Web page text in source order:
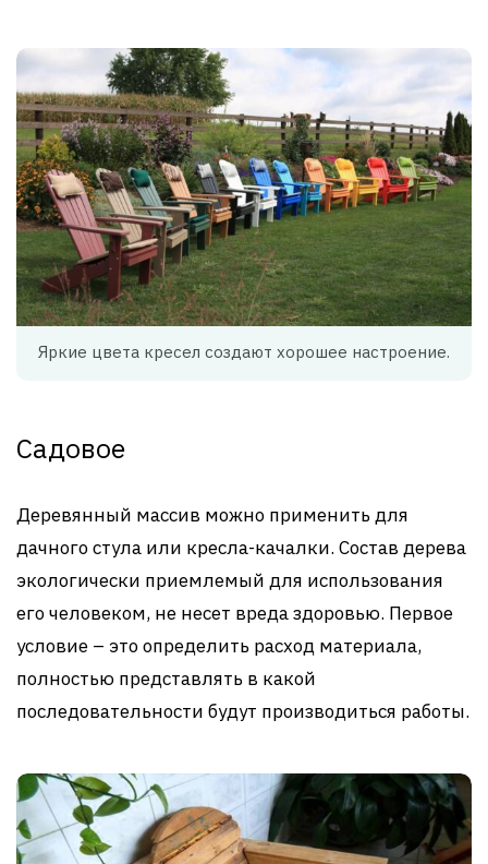
Яркие цвета кресел создают хорошее настроение.
Садовое
Деревянный массив можно применить для
дачного стула или кресла-качалки. Состав дерева
экологически приемлемый для использования
его человеком, не несет вреда здоровью. Первое
условие – это определить расход материала,
полностью представлять в какой
последовательности будут производиться работы.